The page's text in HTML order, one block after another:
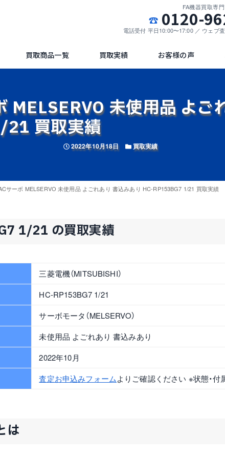
FA機器買取専
0120-
電話受付 平日10:00〜17:00 ／ ウェブ
買取商品一覧 買取実績 お客様の声
MELSERVO 未使用品 よご
買取実績
投稿日
2022年10月18日 カテゴリー
買取実績
サーボ MELSERVO 未使用品 よごれあり 書込みあり HC-RP153BG7 1/21 買取実績
1/21 の買取実績
三菱電機（MITSUBISHI）
HC-RP153BG7 1/21
サーボモータ（MELSERVO）
未使用品 よごれあり 書込みあり
2022年10月
査定お申込みフォームよりご確認ください ※状態・付
は